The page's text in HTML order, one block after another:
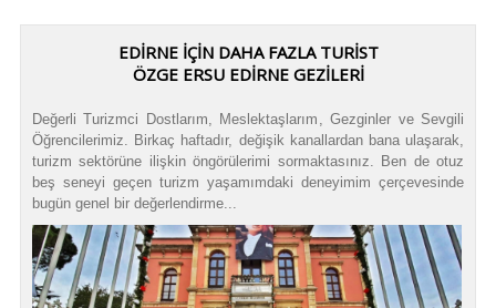
EDİRNE İÇİN DAHA FAZLA TURİST
ÖZGE ERSU EDİRNE GEZİLERİ
Değerli Turizmci Dostlarım, Meslektaşlarım, Gezginler ve Sevgili
Öğrencilerimiz. Birkaç haftadır, değişik kanallardan bana ulaşarak,
turizm sektörüne ilişkin öngörülerimi sormaktasınız. Ben de otuz
beş seneyi geçen turizm yaşamımdaki deneyimim çerçevesinde
bugün genel bir değerlendirme...